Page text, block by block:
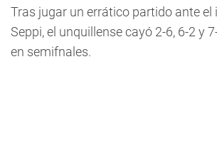
Tras jugar un errático partido ante el
Seppi, el unquillense cayó 2-6, 6-2 y
en semifnales.